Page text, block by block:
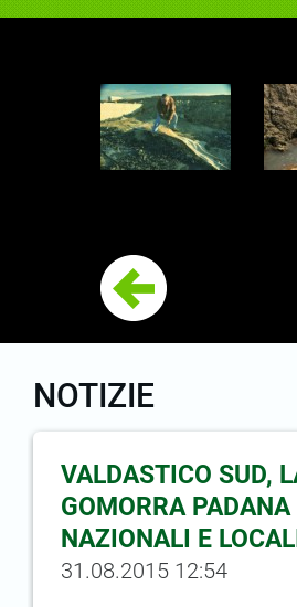
NOTIZIE
VALDASTICO SUD,
GOMORRA
NAZIONALI E LOCALI
31.08.2015 12:54